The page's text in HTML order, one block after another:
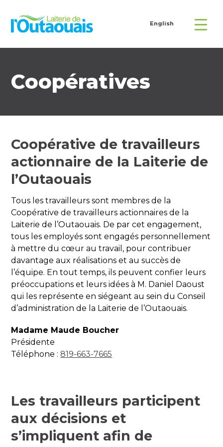
English
Coopératives
Coopérative de travailleurs
actionnaire de la Laiterie de
l’Outaouais
Tous les travailleurs sont membres de la
Coopérative de travailleurs actionnaires de la
Laiterie de l’Outaouais. De par cet engagement,
tous les employés sont engagés personnellement
à mettre du cœur au travail, pour contribuer
davantage aux réalisations et au succès de
l’équipe. En tout temps, ils peuvent confier leurs
préoccupations et leurs idées à M. Daniel Daoust
qui les représente en siégeant au sein du Conseil
d’administration de la Laiterie de l’Outaouais.
Madame Maude Boucher
Présidente
Téléphone :819-663-7665
Les travailleurs participent
aux décisions et
s’impliquent afin de